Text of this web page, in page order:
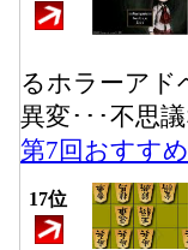
るホラーアド
異変･･･不思
第7回おすす
17位